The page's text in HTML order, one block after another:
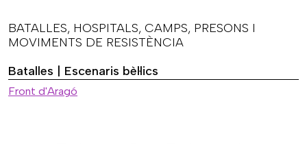
BATALLES, HOSPITALS, CAMPS, PRESONS I
MOVIMENTS DE RESISTÈNCIA
Batalles | Escenaris bèl·lics
Front d'Aragó